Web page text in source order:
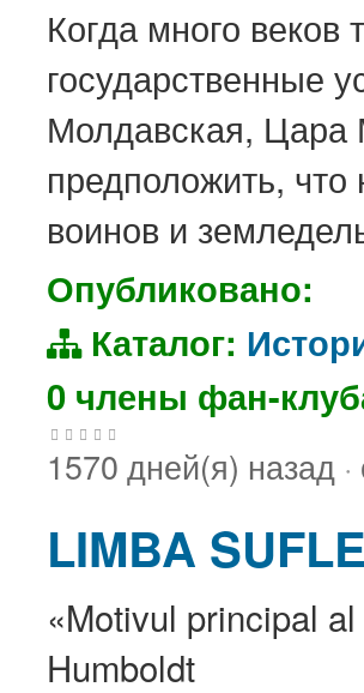
Когда много веков
государственные
Молдавская, Цара
предположить,
воинов и
Опубликовано:
Каталог:
0 члены фан-
1570 дней(я) назад ·
LIMBA
«Motivul principal
Humboldt